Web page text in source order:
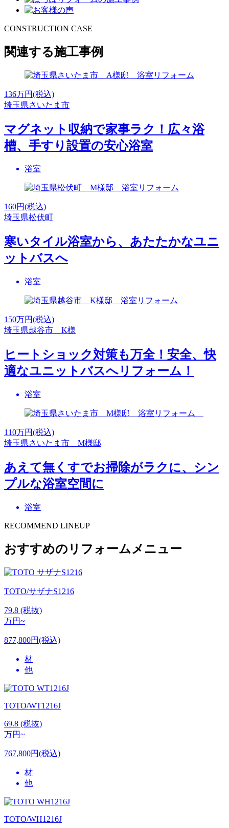
CONSTRUCTION CASE
関連する施工事例
136万円(税込)
埼玉県さいたま市
マグネット収納で家事ラク！広々浴
槽、手すり設置の安心浴室
浴室
160円(税込)
埼玉県松伏町
寒いタイル浴室から、あたたかなユニ
ットバスへ
浴室
150万円(税込)
埼玉県越谷市 K様
ヒートショック対策も万全！安全、快
適なユニットバスへリフォーム！
浴室
110万円(税込)
埼玉県さいたま市 M様邸
あえて無くすでお掃除がラクに、シン
プルな浴室空間に
浴室
RECOMMEND LINEUP
おすすめのリフォームメニュー
TOTO/サザナS1216
79.8 (税抜)
万円~
877,800円(税込)
材
他
TOTO/WT1216J
69.8 (税抜)
万円~
767,800円(税込)
材
他
TOTO/WH1216J